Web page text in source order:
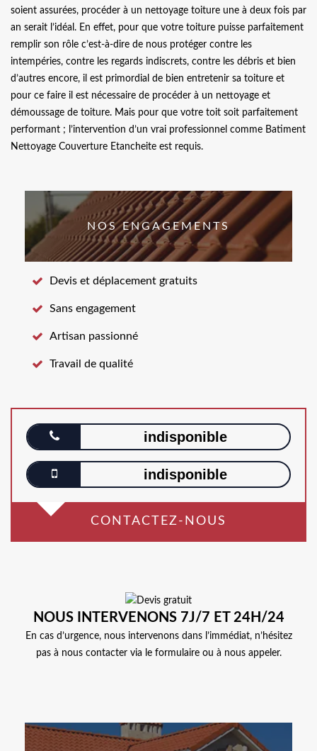
soient assurées, procéder à un nettoyage toiture une à deux fois par
an serait l’idéal. En effet, pour que votre toiture puisse parfaitement
remplir son rôle c’est-à-dire de nous protéger contre les
intempéries, contre les regards indiscrets, contre les débris et bien
d’autres encore, il est primordial de bien entretenir sa toiture et
pour ce faire il est nécessaire de procéder à un nettoyage et
démoussage de toiture. Mais pour que votre toit soit parfaitement
performant ; l’intervention d’un vrai professionnel comme Batiment
Nettoyage Couverture Etancheite est requis.
NOS ENGAGEMENTS
Devis et déplacement gratuits
Sans engagement
Artisan passionné
Travail de qualité
indisponible
indisponible
CONTACTEZ-NOUS
NOUS INTERVENONS 7J/7 ET 24H/24
En cas d’urgence, nous intervenons dans l’immédiat, n’hésitez
pas à nous contacter via le formulaire ou à nous appeler.